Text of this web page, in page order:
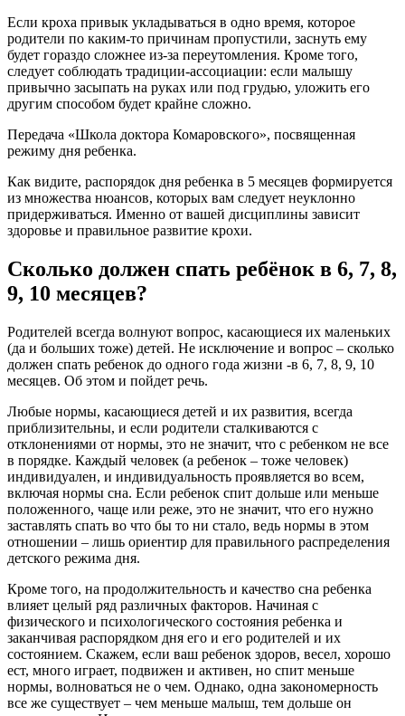
Если кроха привык укладываться в одно время, которое
родители по каким-то причинам пропустили, заснуть ему
будет гораздо сложнее из-за переутомления. Кроме того,
следует соблюдать традиции-ассоциации: если малышу
привычно засыпать на руках или под грудью, уложить его
другим способом будет крайне сложно.
Передача «Школа доктора Комаровского», посвященная
режиму дня ребенка.
Как видите, распорядок дня ребенка в 5 месяцев формируется
из множества нюансов, которых вам следует неуклонно
придерживаться. Именно от вашей дисциплины зависит
здоровье и правильное развитие крохи.
Сколько должен спать ребёнок в 6, 7, 8,
9, 10 месяцев?
Родителей всегда волнуют вопрос, касающиеся их маленьких
(да и больших тоже) детей. Не исключение и вопрос – сколько
должен спать ребенок до одного года жизни -в 6, 7, 8, 9, 10
месяцев. Об этом и пойдет речь.
Любые нормы, касающиеся детей и их развития, всегда
приблизительны, и если родители сталкиваются с
отклонениями от нормы, это не значит, что с ребенком не все
в порядке. Каждый человек (а ребенок – тоже человек)
индивидуален, и индивидуальность проявляется во всем,
включая нормы сна. Если ребенок спит дольше или меньше
положенного, чаще или реже, это не значит, что его нужно
заставлять спать во что бы то ни стало, ведь нормы в этом
отношении – лишь ориентир для правильного распределения
детского режима дня.
Кроме того, на продолжительность и качество сна ребенка
влияет целый ряд различных факторов. Начиная с
физического и психологического состояния ребенка и
заканчивая распорядком дня его и его родителей и их
состоянием. Скажем, если ваш ребенок здоров, весел, хорошо
ест, много играет, подвижен и активен, но спит меньше
нормы, волноваться не о чем. Однако, одна закономерность
все же существует – чем меньше малыш, тем дольше он